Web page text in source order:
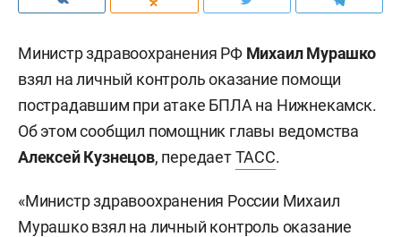
Министр здравоохранения РФ Михаил Мурашко
взял на личный контроль оказание помощи
пострадавшим при атаке БПЛА на Нижнекамск.
Об этом сообщил помощник главы ведомства
Алексей Кузнецов, передаетТАСС.
«Министр здравоохранения России Михаил
Мурашко взял на личный контроль оказание